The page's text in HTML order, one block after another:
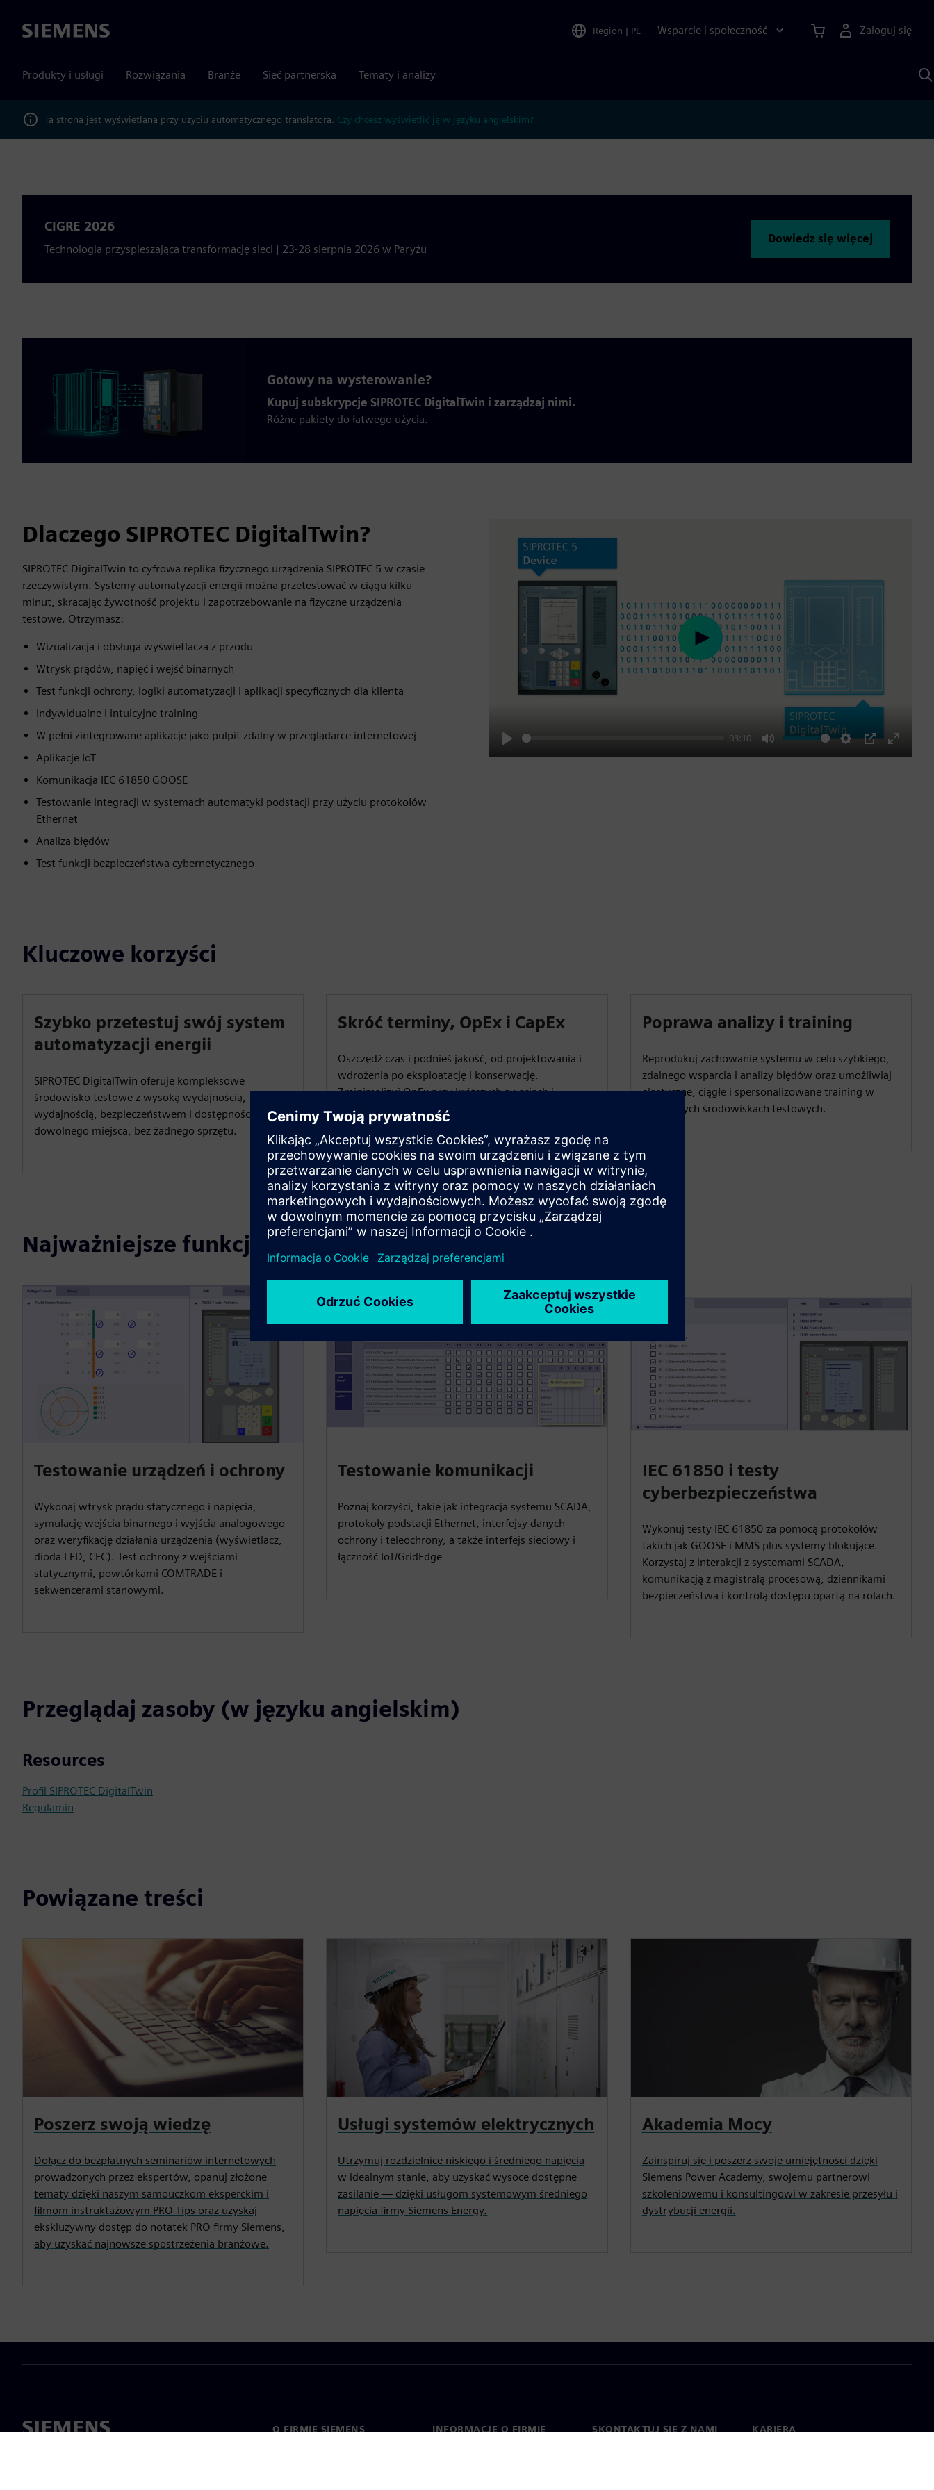
Siemens Region | PL Wsparcie i społeczność Zaloguj się
Produkty i usługi Rozwiązania Branże Sieć partnerska Tematy i analizy
Ta strona jest wyświetlana przy użyciu automatycznego translatora. Czy chcesz wyświetlić ją w języku angielskim?
CIGRE 2026
Technologia przyspieszająca transformację sieci | 23-28 sierpnia 2026 w Paryżu
Dowiedz się więcej
Gotowy na wysterowanie?
Kupuj subskrypcje SIPROTEC DigitalTwin i zarządzaj nimi.
Różne pakiety do łatwego użycia.
Dlaczego SIPROTEC DigitalTwin?
SIPROTEC DigitalTwin to cyfrowa replika fizycznego urządzenia SIPROTEC 5 w czasie
rzeczywistym. Systemy automatyzacji energii można przetestować w ciągu kilku
minut, skracając żywotność projektu i zapotrzebowanie na fizyczne urządzenia
testowe. Otrzymasz:
Wizualizacja i obsługa wyświetlacza z przodu
Wtrysk prądów, napięć i wejść binarnych
Test funkcji ochrony, logiki automatyzacji i aplikacji specyficznych dla klienta
Indywidualne i intuicyjne training
W pełni zintegrowane aplikacje jako pulpit zdalny w przeglądarce internetowej
Aplikacje IoT
Komunikacja IEC 61850 GOOSE
Testowanie integracji w systemach automatyki podstacji przy użyciu protokołów
Ethernet
Analiza błędów
Test funkcji bezpieczeństwa cybernetycznego
Play
03:10
Mute Settings
PIP
Enter
Play
Kluczowe korzyści
Szybko przetestuj swój system
automatyzacji energii
SIPROTEC DigitalTwin oferuje kompleksowe
środowisko testowe z wysoką wydajnością,
wydajnością, bezpieczeństwem i dostępnością 24/7 z
dowolnego miejsca, bez żadnego sprzętu.
Skróć terminy, OpEx i CapEx
Oszczędź czas i podnieś jakość, od projektowania i
wdrożenia po eksploatację i konserwację.
Zminimalizuj OpEx przy krótszych awariach i
większej dostępności oraz zmniejsz inwestycje w
sprzęt testowy.
Poprawa analizy i training
Reprodukuj zachowanie systemu w celu szybkiego,
zdalnego wsparcia i analizy błędów oraz umożliwiaj
elastyczne, ciągłe i spersonalizowane training w
wirtualnych środowiskach testowych.
Najważniejsze funkcje
Testowanie urządzeń i ochrony
Wykonaj wtrysk prądu statycznego i napięcia,
symulację wejścia binarnego i wyjścia analogowego
oraz weryfikację działania urządzenia (wyświetlacz,
dioda LED, CFC). Test ochrony z wejściami
statycznymi, powtórkami COMTRADE i
sekwencerami stanowymi.
Testowanie komunikacji
Poznaj korzyści, takie jak integracja systemu SCADA,
protokoły podstacji Ethernet, interfejsy danych
ochrony i teleochrony, a także interfejs sieciowy i
łączność IoT/GridEdge
IEC 61850 i testy
cyberbezpieczeństwa
Wykonuj testy IEC 61850 za pomocą protokołów
takich jak GOOSE i MMS plus systemy blokujące.
Korzystaj z interakcji z systemami SCADA,
komunikacją z magistralą procesową, dziennikami
bezpieczeństwa i kontrolą dostępu opartą na rolach.
Przeglądaj zasoby (w języku angielskim)
Resources
Profil SIPROTEC DigitalTwin
Regulamin
Powiązane treści
Poszerz swoją wiedzę
Dołącz do bezpłatnych seminariów internetowych
prowadzonych przez ekspertów, opanuj złożone
tematy dzięki naszym samouczkom eksperckim i
filmom instruktażowym PRO Tips oraz uzyskaj
ekskluzywny dostęp do notatek PRO firmy Siemens,
aby uzyskać najnowsze spostrzeżenia branżowe.
Usługi systemów elektrycznych
Utrzymuj rozdzielnice niskiego i średniego napięcia
w idealnym stanie, aby uzyskać wysoce dostępne
zasilanie — dzięki usługom systemowym średniego
napięcia firmy Siemens Energy.
Akademia Mocy
Zainspiruj się i poszerz swoje umiejętności dzięki
Siemens Power Academy, swojemu partnerowi
szkoleniowemu i konsultingowi w zakresie przesyłu i
dystrybucji energii.
O FIRMIE SIEMENS INFORMACJE O FIRMIE SKONTAKTUJ SIĘ Z NAMI KARIERA